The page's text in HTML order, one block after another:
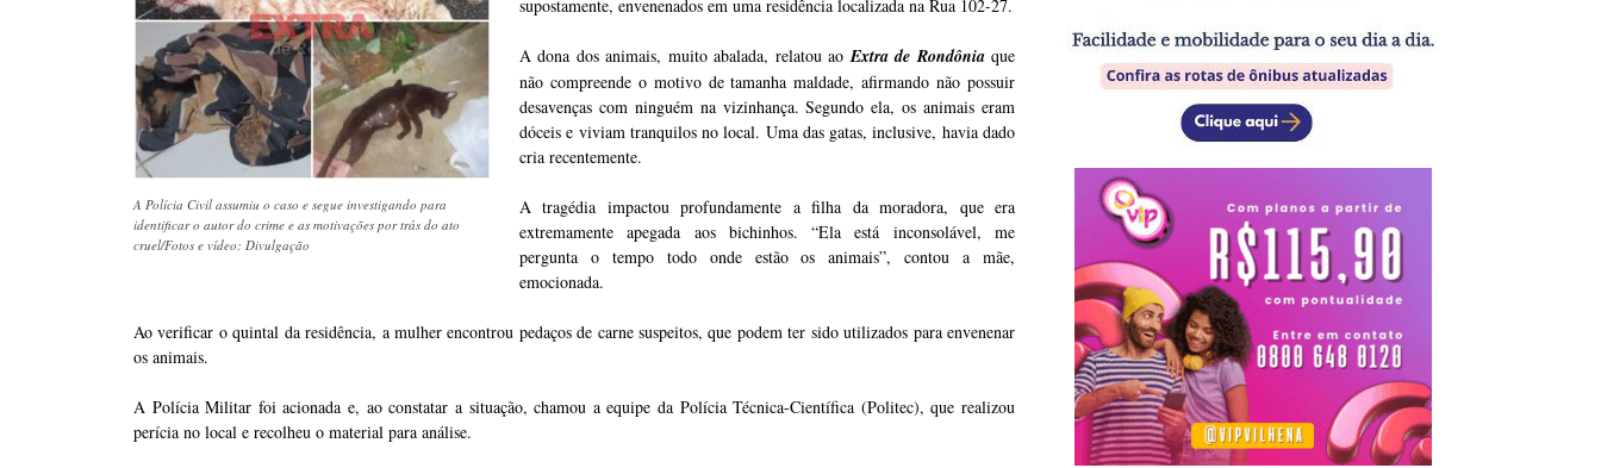
A Polícia Civil assumiu o caso e segue investigando para
identificar o autor do crime e as motivações por trás do ato
cruel/Fotos e vídeo: Divulgação
supostamente, envenenados em uma residência localizada na Rua 102-27.
A dona dos animais, muito abalada, relatou aoExtra de Rondônia que
não compreende o motivo de tamanha maldade, afirmando não possuir
desavenças com ninguém na vizinhança. Segundo ela, os animais eram
dóceis e viviam tranquilos no local. Uma das gatas, inclusive, havia dado
cria recentemente.
A tragédia impactou profundamente a filha da moradora, que era
extremamente apegada aos bichinhos. “Ela está inconsolável, me
pergunta o tempo todo onde estão os animais”, contou a mãe,
emocionada.
Ao verificar o quintal da residência, a mulher encontrou pedaços de carne suspeitos, que podem ter sido utilizados para envenenar
os animais.
A Polícia Militar foi acionada e, ao constatar a situação, chamou a equipe da Polícia Técnica-Científica (Politec), que realizou
perícia no local e recolheu o material para análise.